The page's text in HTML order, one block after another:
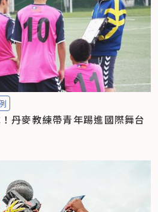
丹麥教練帶青年踢進國際舞台